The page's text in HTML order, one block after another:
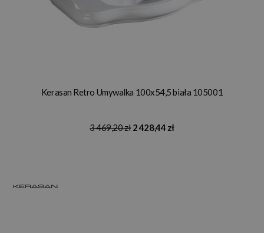
Kerasan Retro Umywalka 100x54,5 biała 105001
3 469,20 zł 2 428,44 zł